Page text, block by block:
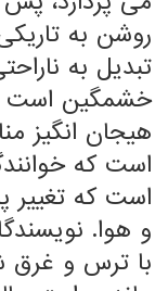
روشن به
تبدیل به
خشمگین است
هیجان انگیز
است که
است که تغییر
و هوا.
با ترس و غرق